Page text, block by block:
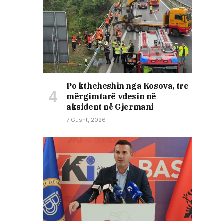
Po ktheheshin nga Kosova, tre
mërgimtarë vdesin në
aksident në Gjermani
7 Gusht, 2026